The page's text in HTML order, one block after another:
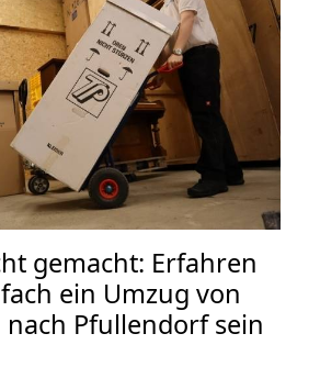
gemacht: Erfahren
ein Umzug von
nach Pfullendorf sein